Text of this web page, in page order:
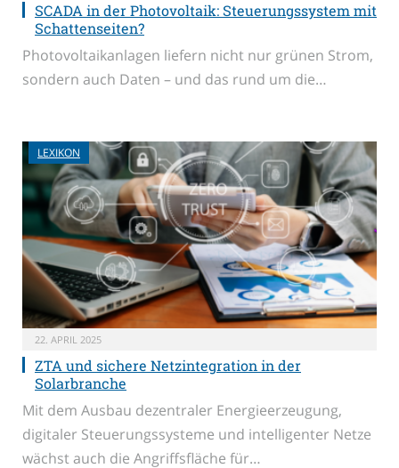
SCADA in der Photovoltaik: Steuerungssystem mit
Schattenseiten?
Photovoltaikanlagen liefern nicht nur grünen Strom,
sondern auch Daten – und das rund um die…
LEXIKON
22. APRIL 2025
ZTA und sichere Netzintegration in der
Solarbranche
Mit dem Ausbau dezentraler Energieerzeugung,
digitaler Steuerungssysteme und intelligenter Netze
wächst auch die Angriffsfläche für…